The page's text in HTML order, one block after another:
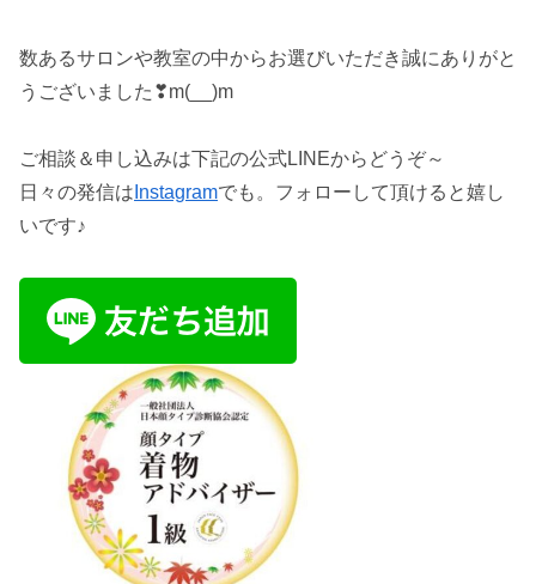
数あるサロンや教室の中からお選びいただき誠にありがと
うございました❣m(__)m
ご相談＆申し込みは下記の公式LINEからどうぞ～
日々の発信は Instagramでも。フォローして頂けると嬉し
いです♪